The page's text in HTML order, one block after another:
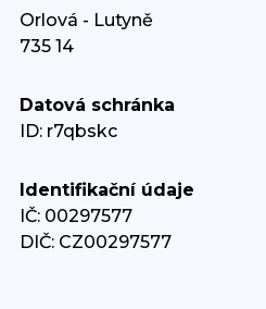
Orlová - Lutyně
735 14
Datová schránka
ID: r7qbskc
Identifikační údaje
IČ: 00297577
DIČ: CZ00297577